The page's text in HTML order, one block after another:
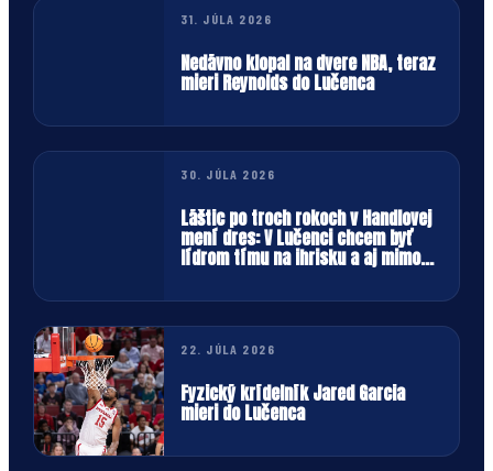
31. JÚLA 2026
Nedávno klopal na dvere NBA, teraz
mieri Reynolds do Lučenca
30. JÚLA 2026
Láštic po troch rokoch v Handlovej
mení dres: V Lučenci chcem byť
lídrom tímu na ihrisku a aj mimo
22. JÚLA 2026
Fyzický krídelník Jared Garcia
mieri do Lučenca